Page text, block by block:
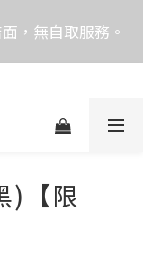
購，由專人提供
，無自取服務。
聽來電，請改播
)【限